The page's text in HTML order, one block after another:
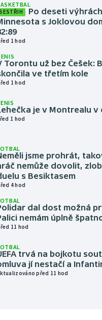
Po deseti
s Joklovou
1 hod
Torontu už bez Češek:
ve třetím kole
1 hod
je v Montrealu v
1 hod
jsme prohrát,
nemůže dovolit,
s Besiktasem
4 hod
dal dost možná
nemám úplně
11 hod
trvá na bojkotu
jí nestačí a
před 11 hod